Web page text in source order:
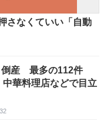
さなくていい「自動
倒産 最多の112件
華料理店などで目立